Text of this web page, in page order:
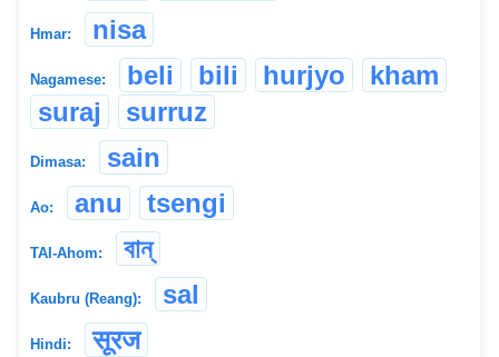
Hmar: nisa
Nagamese: beli bili hurjyo
kham
suraj
surruz
Dimasa: sain
Ao: anu tsengi
TAI-Ahom: বান্
Kaubru (Reang): sal
Hindi: सूरज